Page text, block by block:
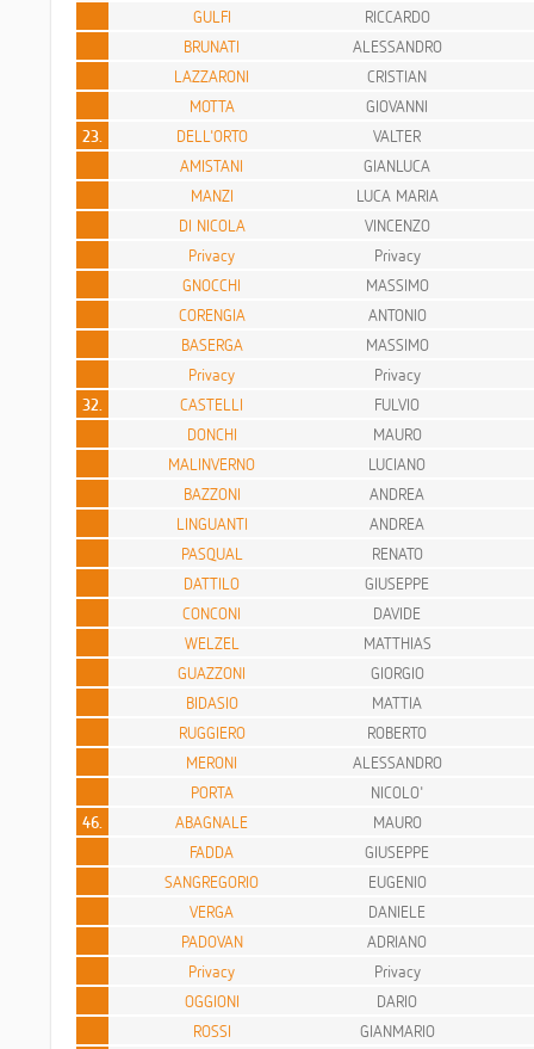
GULFI
RICCARDO
BRUNATI
ALESSANDRO
LAZZARONI
CRISTIAN
MOTTA
GIOVANNI
23.
DELL'ORTO
VALTER
AMISTANI
GIANLUCA
MANZI
LUCA MARIA
DI NICOLA
VINCENZO
Privacy
Privacy
GNOCCHI
MASSIMO
CORENGIA
ANTONIO
BASERGA
MASSIMO
Privacy
Privacy
32.
CASTELLI
FULVIO
DONCHI
MAURO
MALINVERNO
LUCIANO
BAZZONI
ANDREA
LINGUANTI
ANDREA
PASQUAL
RENATO
DATTILO
GIUSEPPE
CONCONI
DAVIDE
WELZEL
MATTHIAS
GUAZZONI
GIORGIO
BIDASIO
MATTIA
RUGGIERO
ROBERTO
MERONI
ALESSANDRO
PORTA
NICOLO'
46.
ABAGNALE
MAURO
FADDA
GIUSEPPE
SANGREGORIO
EUGENIO
VERGA
DANIELE
PADOVAN
ADRIANO
Privacy
Privacy
OGGIONI
DARIO
ROSSI
GIANMARIO